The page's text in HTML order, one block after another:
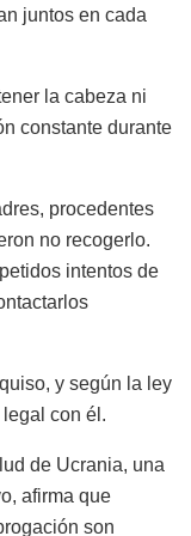
juntos en cada
la cabeza ni
constante durante
procedentes
no recogerlo.
intentos de
y según la ley
con él.
de Ucrania, una
afirma que
son